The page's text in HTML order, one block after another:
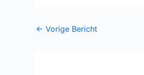
Bericht
← Vorige Bericht